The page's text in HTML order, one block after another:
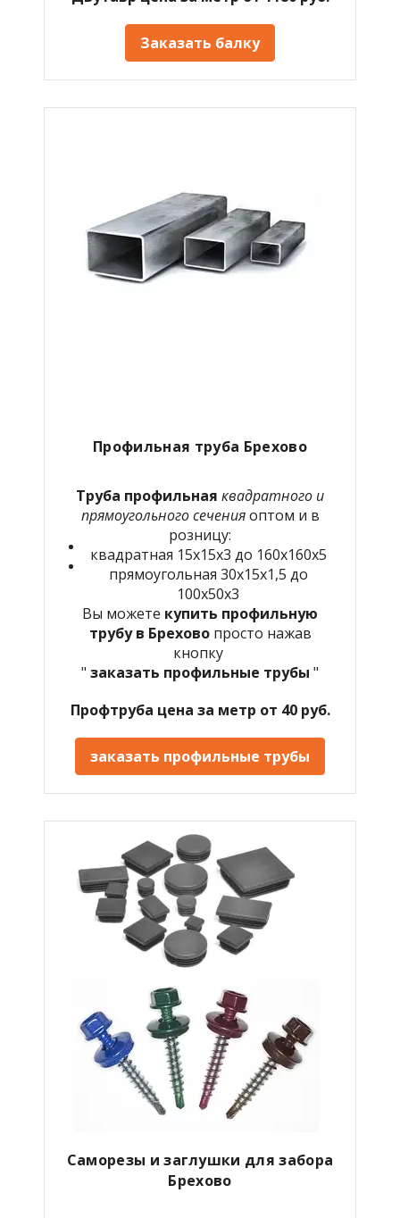
Заказать балку
Профильная труба Брехово
Труба профильная квадратного и
прямоугольного сеченияоптом и в
розницу:
квадратная 15х15х3 до 160х160х5
прямоугольная 30х15х1,5 до
100х50х3
Вы можете купить профильную
трубу в Брехово просто нажав
кнопку
" заказать профильные трубы "
Профтруба цена за метр от 40 руб.
заказать профильные трубы
Саморезы и заглушки для забора
Брехово